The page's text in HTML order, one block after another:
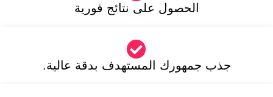
الحصول على نتائج فورية
جذب جمهورك المستهدف بدقة عالية.